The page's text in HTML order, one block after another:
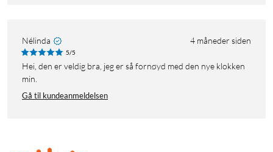
Nélinda 4 måneder siden
5/5
Hei, den er veldig bra, jeg er så fornøyd med den nye klokken
min.
Gå til kundeanmeldelsen